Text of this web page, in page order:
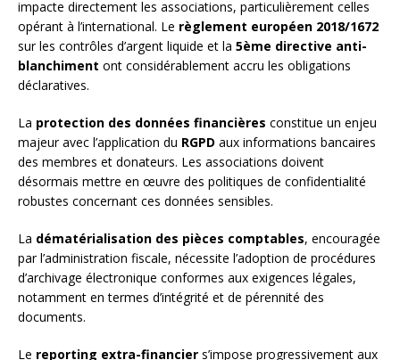
impacte directement les associations, particulièrement celles
opérant à l’international. Le règlement européen 2018/1672
sur les contrôles d’argent liquide et la 5ème directive anti-
blanchiment ont considérablement accru les obligations
déclaratives.
La protection des données financières constitue un enjeu
majeur avec l’application du RGPD aux informations bancaires
des membres et donateurs. Les associations doivent
désormais mettre en œuvre des politiques de confidentialité
robustes concernant ces données sensibles.
La dématérialisation des pièces comptables, encouragée
par l’administration fiscale, nécessite l’adoption de procédures
d’archivage électronique conformes aux exigences légales,
notamment en termes d’intégrité et de pérennité des
documents.
Le reporting extra-financier s’impose progressivement aux